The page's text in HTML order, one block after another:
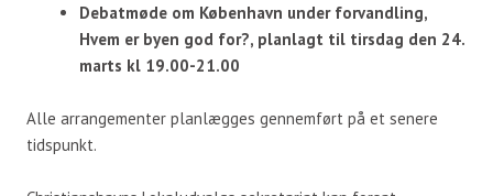
Debatmøde om København under forvandling,
Hvem er byen god for?, planlagt til tirsdag den 24.
marts kl 19.00-21.00
Alle arrangementer planlægges gennemført på et senere
tidspunkt.